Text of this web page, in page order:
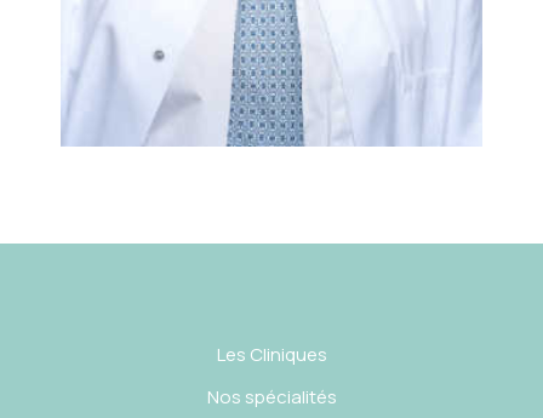
Les Cliniques
Nos spécialités